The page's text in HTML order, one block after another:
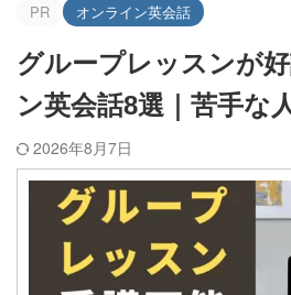
PR
オンライン英会話
グループレッスンが
ン英会話8選｜苦手な
2026年8月7日